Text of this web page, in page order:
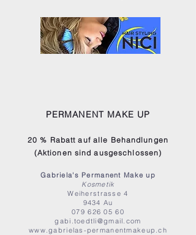
PERMANENT MAKE UP
20 % Rabatt auf alle Behandlungen
(Aktionen sind ausgeschlossen)
Gabriela's Permanent Make up
Kosmetik
Weiherstrasse 4
9434 Au
079 626 05 60
gabi.toedtli@gmail.com
www.gabrielas-permanentmakeup.ch